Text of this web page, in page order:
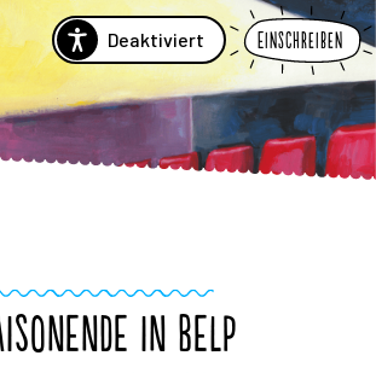
Deaktiviert Einschreiben
IN BELP